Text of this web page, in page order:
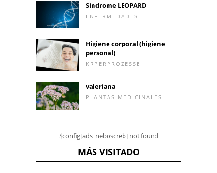
Síndrome LEOPARD
ENFERMEDADES
Higiene corporal (higiene
personal)
KRPERPROZESSE
valeriana
PLANTAS MEDICINALES
$config[ads_neboscreb] not found
MÁS VISITADO